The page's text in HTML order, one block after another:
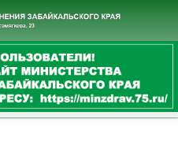
к
основному
содержанию